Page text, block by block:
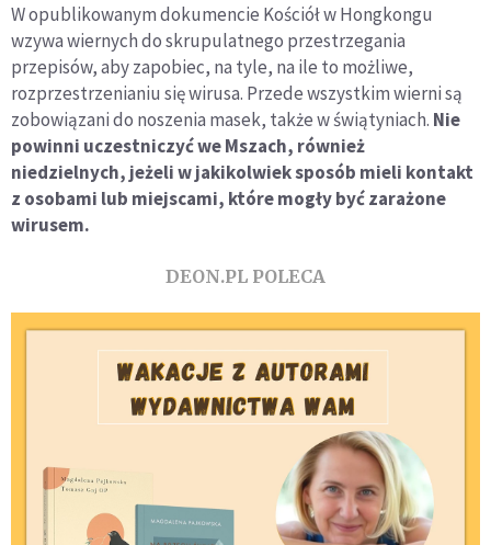
W opublikowanym dokumencie Kościół w Hongkongu
wzywa wiernych do skrupulatnego przestrzegania
przepisów, aby zapobiec, na tyle, na ile to możliwe,
rozprzestrzenianiu się wirusa. Przede wszystkim wierni są
zobowiązani do noszenia masek, także w świątyniach. Nie
powinni uczestniczyć we Mszach, również
niedzielnych, jeżeli w jakikolwiek sposób mieli kontakt
z osobami lub miejscami, które mogły być zarażone
wirusem.
DEON.PL POLECA